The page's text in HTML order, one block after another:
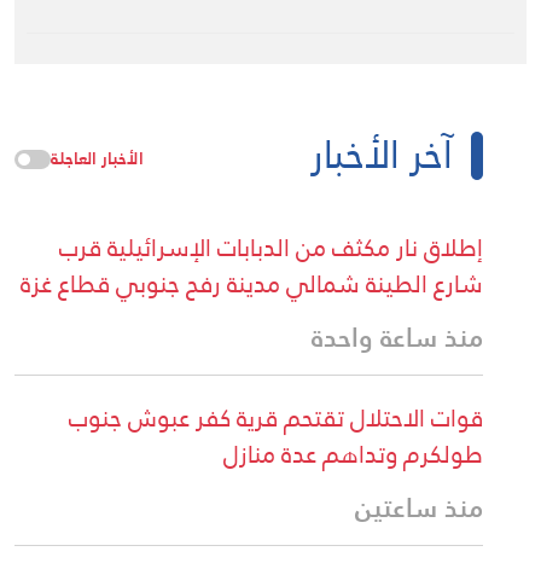
آخر الأخبار الأخبار العاجلة
إطلاق نار مكثف من الدبابات الإسرائيلية قرب
شارع الطينة شمالي مدينة رفح جنوبي قطاع غزة
منذ ساعة واحدة
قوات الاحتلال تقتحم قرية كفر عبوش جنوب
طولكرم وتداهم عدة منازل
منذ ساعتين